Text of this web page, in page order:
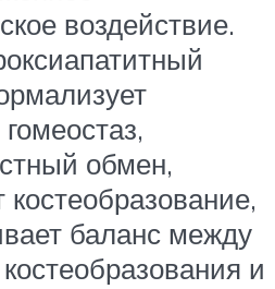
воздействие.
обмен,
костеобразование,
баланс между
и